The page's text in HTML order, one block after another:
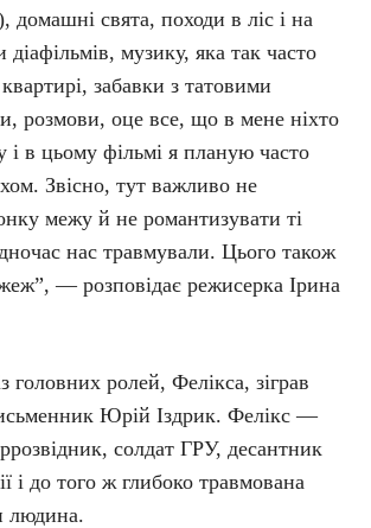
домашні свята, походи в ліс і на
діафільмів, музику, яка так часто
забавки з татовими
розмови, оце все, що в мене ніхто
і в цьому фільмі я планую часто
Звісно, тут важливо не
межу й не романтизувати ті
нас травмували. Цього також
— розповідає режисерка Ірина
головних ролей, Фелікса, зіграв
Юрій Іздрик. Фелікс —
солдат ГРУ, десантник
і до того ж глибоко травмована
людина.